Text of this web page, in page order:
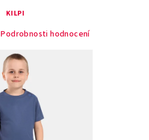
KILPI
Podrobnosti hodnocení